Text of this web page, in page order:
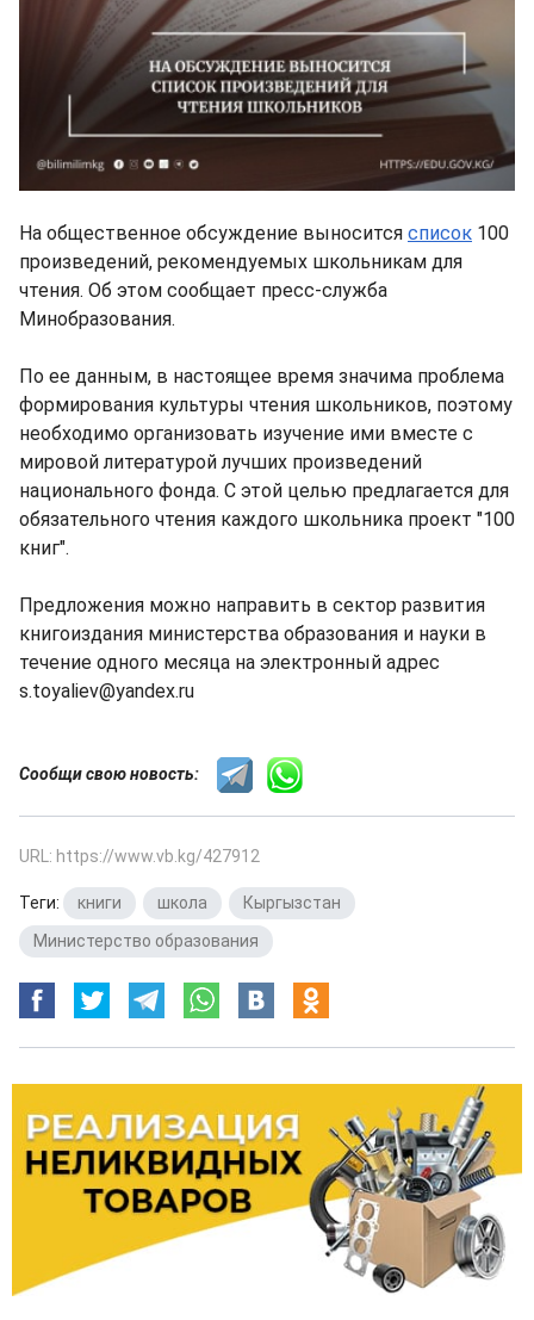
На общественное обсуждение выносится список 100
произведений, рекомендуемых школьникам для
чтения. Об этом сообщает пресс-служба
Минобразования.
По ее данным, в настоящее время значима проблема
формирования культуры чтения школьников, поэтому
необходимо организовать изучение ими вместе с
мировой литературой лучших произведений
национального фонда. С этой целью предлагается для
обязательного чтения каждого школьника проект "100
книг".
Предложения можно направить в сектор развития
книгоиздания министерства образования и науки в
течение одного месяца на электронный адрес
s.toyaliev@yandex.ru
Сообщи свою новость:
URL: https://www.vb.kg/427912
Теги: книги школа Кыргызстан
Министерство образования